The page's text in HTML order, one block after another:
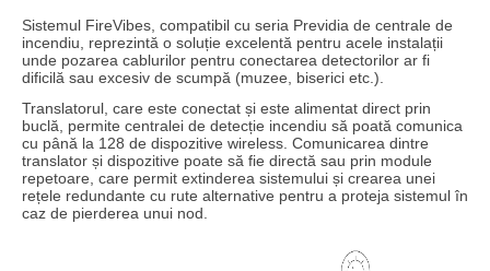
Sistemul FireVibes , compatibil cu seria Previdia de centrale de
incendiu, reprezintă o soluție excelentă pentru acele instalații
unde pozarea cablurilor pentru conectarea detectorilor ar fi
dificilă sau excesiv de scumpă (muzee, biserici etc.).
Translatorul, care este conectat și este alimentat direct prin
buclă, permite centralei de detecție incendiu să poată comunica
cu până la 128 de dispozitive wireless. Comunicarea dintre
translator și dispozitive poate să fie directă sau prin module
repetoare, care permit extinderea sistemului și crearea unei
rețele redundante cu rute alternative pentru a proteja sistemul în
caz de pierderea unui nod.